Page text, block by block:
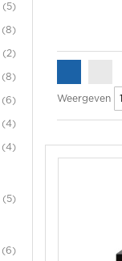
Weergeven
5item
8item
2item
8item
6item
4item
4item
5item
6item